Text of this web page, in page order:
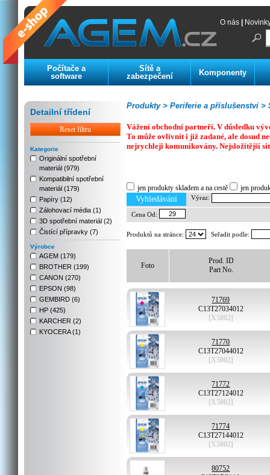
O nás
Počítače a
software
Sítě a
zabezpečení
Komponenty
Detailní třídení
Reset filtru
Kategorie
Originální spotřební
materiál (979)
Kompatibilní spotřební
materiál (179)
Papíry (12)
Zálohovací média (1)
3D spotřební materiál (2)
Čistící přípravky (7)
Výrobce
AGEM (179)
BROTHER (199)
CANON (270)
EPSON (98)
GEMBIRD (6)
HP (425)
KARCHER (2)
KYOCERA (1)
Periferie a příslušenství >
Produkty >
Vážení obchodní partneři. V důsledku
To může ovlivnit i již zadané, ale dosud
nejrychleji komunikovány. Nejsložitější
jen produkty skladem a na cestě jen
Vyhledávání Výraz:
Cena Od:
Produktů na stránce: Seřadit podle:
Foto
Prod. ID
Part No.
71769
C13T27034012
[X5002]
71770
C13T27044012
[X5002]
71772
C13T27124012
[X5002]
71774
C13T27144012
[X5002]
80752